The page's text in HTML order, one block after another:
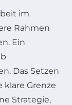
im
Rahmen
Ein
Das Setzen
Grenze
Strategie,